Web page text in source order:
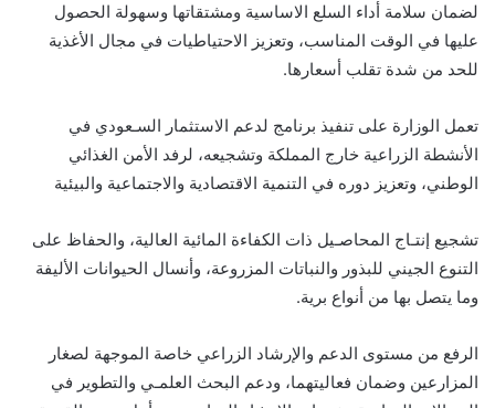
لضمان سلامة أداء السلع الاساسية ومشتقاتها وسهولة الحصول
عليها في الوقت المناسب، وتعزيز الاحتياطيات في مجال الأغذية
للحد من شدة تقلب أسعارها.
تعمل الوزارة على تنفيذ برنامج لدعم الاستثمار السـعودي في
الأنشطة الزراعية خارج المملكة وتشجيعه، لرفد الأمن الغذائي
الوطني، وتعزيز دوره في التنمية الاقتصادية والاجتماعية والبيئية
تشجيع إنتـاج المحاصـيل ذات الكفاءة المائية العالية، والحفاظ على
التنوع الجيني للبذور والنباتات المزروعة، وأنسال الحيوانات الأليفة
وما يتصل بها من أنواع برية.
الرفع من مستوى الدعم والإرشاد الزراعي خاصة الموجهة لصغار
المزارعين وضمان فعاليتهما، ودعم البحث العلمـي والتطوير في